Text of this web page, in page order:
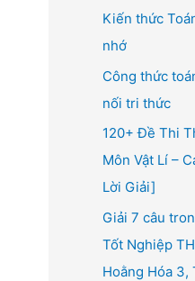
o
r
:
Kiến thức
nhớ
Công thức
nối tri thức
120+ Đề Thi
Môn Vật Lí –
Lời Giải]
Giải 7 câu
Tốt Nghiệp
Hoằng Hóa 3,